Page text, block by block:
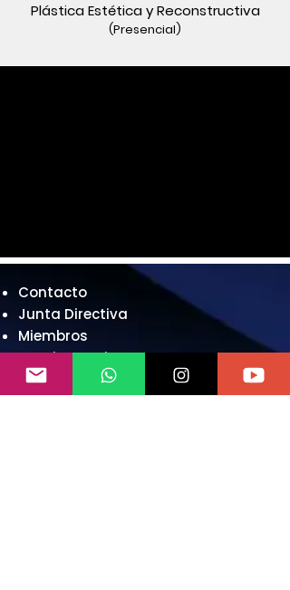
Plástica Estética y Reconstructiva
(Presencial)
Contacto
Junta Directiva
Miembros
Gestionar Cita
Articulas
Videos